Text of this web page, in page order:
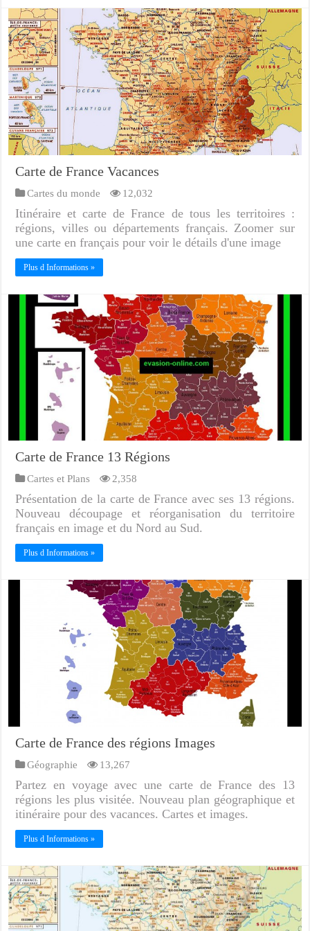
Carte de France Vacances
Cartes du monde 12,032
Itinéraire et carte de France de tous les territoires :
régions, villes ou départements français. Zoomer sur
une carte en français pour voir le détails d'une image
Plus d Informations »
Carte de France 13 Régions
Cartes et Plans 2,358
Présentation de la carte de France avec ses 13 régions.
Nouveau découpage et réorganisation du territoire
français en image et du Nord au Sud.
Plus d Informations »
Carte de France des régions Images
Géographie 13,267
Partez en voyage avec une carte de France des 13
régions les plus visitée. Nouveau plan géographique et
itinéraire pour des vacances. Cartes et images.
Plus d Informations »